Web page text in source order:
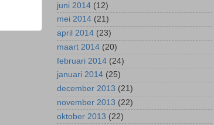
juni 2014 (12)
mei 2014 (21)
april 2014 (23)
maart 2014 (20)
februari 2014 (24)
januari 2014 (25)
december 2013 (21)
november 2013 (22)
oktober 2013 (22)